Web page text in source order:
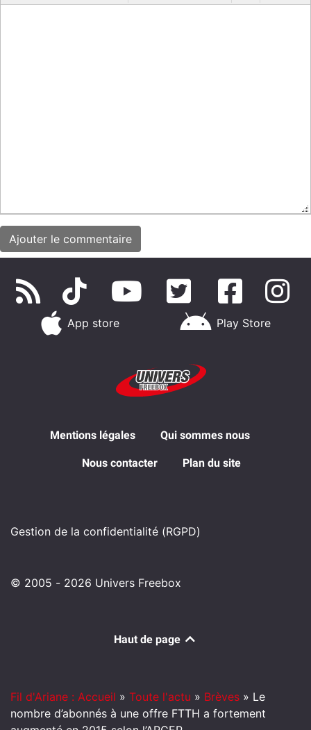
App store Play Store
Mentions légales Qui sommes nous
Nous contacter Plan du site
Gestion de la confidentialité (RGPD)
© 2005 - 2026 Univers Freebox
Haut de page
Fil d'Ariane : Accueil » Toute l'actu » Brèves » Le
nombre d’abonnés à une offre FTTH a fortement